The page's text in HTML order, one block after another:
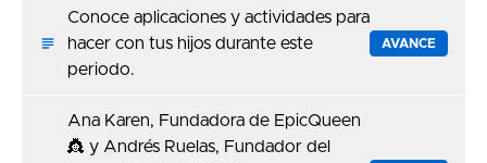
Conoce aplicaciones y actividades para
hacer con tus hijos durante este
periodo.
AVANCE
Ana Karen, Fundadora de EpicQueen
👸 y Andrés Ruelas, Fundador del